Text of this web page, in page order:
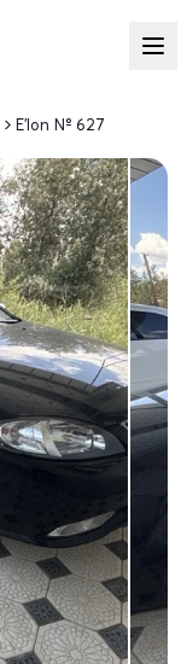
E'lon № 627